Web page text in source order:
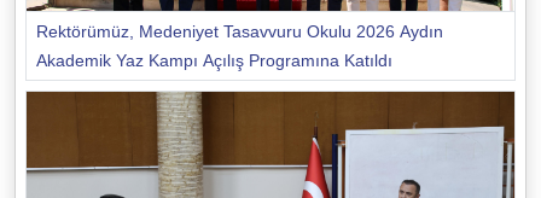
Rektörümüz, Medeniyet Tasavvuru Okulu 2026 Aydın
Akademik Yaz Kampı Açılış Programına Katıldı